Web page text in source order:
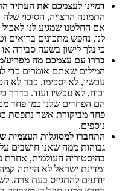
דמיינו לעצמכם את העתיד
התמונה הרצויה, הסיכוי
אם החלטנו שמגיע לנו לאכול
לנו, נחפש מתכונים בריאים
כי נלך לישון בשעה סבירה
בררו עם עצמכם מה
המילים שאתם אומרים כדי
עכשיו, לא יסכימו, כבר לא
וכוח, לא עכשיו ועוד. בדרך
הם הפחדים שלנו כמו פחד
פחד מביקורת אשר נתפסת
נוספים.
התחברו למסוגלות העצמית
גבוהות ממה שאנו חושבים
בהיסטוריה העולמית,
ומדינת ישראל לא הייתה
יודעים להתגייס בעת צרה,